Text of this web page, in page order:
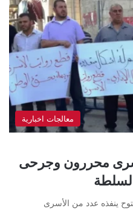
معالجات اخبارية
أسرى محررون وجرحى
ينفذه عدد من الأسرى